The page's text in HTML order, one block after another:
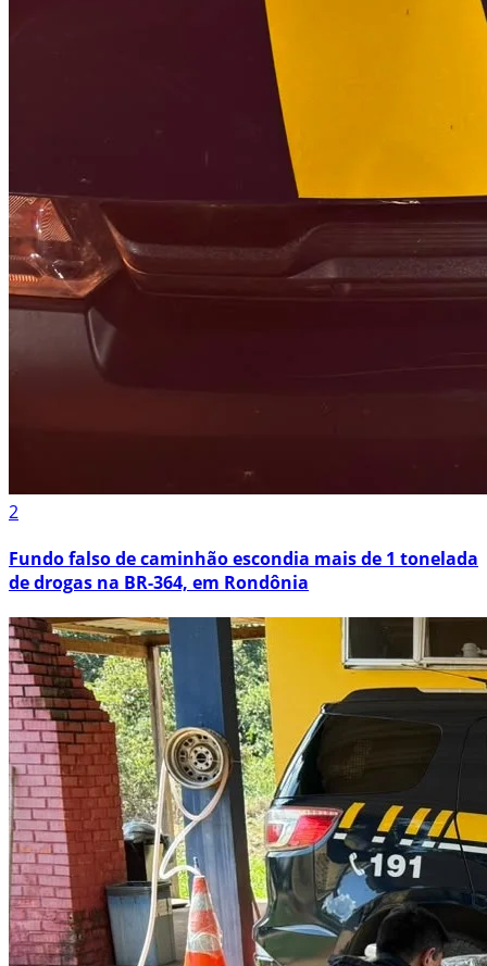
2
Fundo falso de caminhão escondia mais de 1 tonelada
de drogas na BR-364, em Rondônia